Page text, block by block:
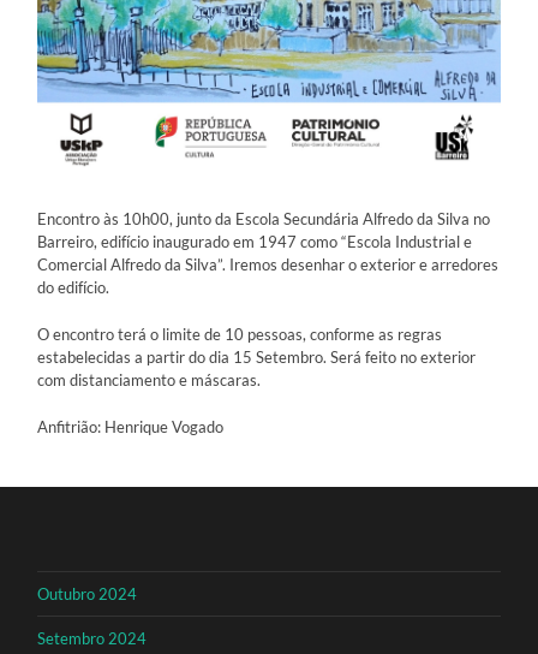
Encontro às 10h00, junto da Escola Secundária Alfredo da Silva no
Barreiro, edifício inaugurado em 1947 como “Escola Industrial e
Comercial Alfredo da Silva”. Iremos desenhar o exterior e arredores
do edifício.
O encontro terá o limite de 10 pessoas, conforme as regras
estabelecidas a partir do dia 15 Setembro. Será feito no exterior
com distanciamento e máscaras.
Anfitrião: Henrique Vogado
Outubro 2024
Setembro 2024